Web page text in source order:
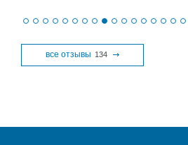
все отзывы 134